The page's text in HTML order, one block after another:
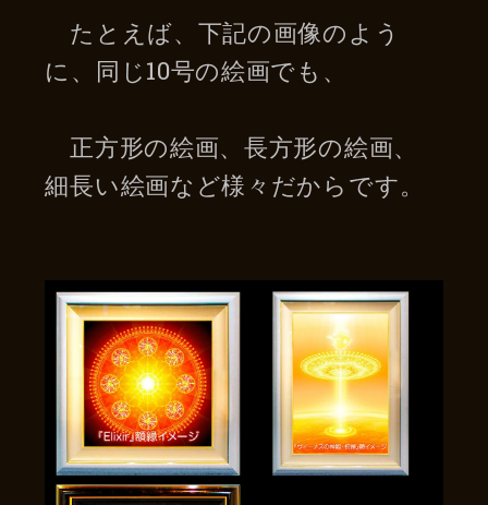
たとえば、下記の画像のよう
に、同じ10号の絵画でも、
正方形の絵画、長方形の絵画、
細長い絵画など様々だからです。